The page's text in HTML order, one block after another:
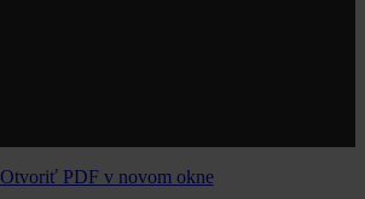
Otvoriť PDF v novom okne